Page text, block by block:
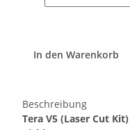
In den Warenkorb
Beschreibung
Tera V5 (Laser Cut